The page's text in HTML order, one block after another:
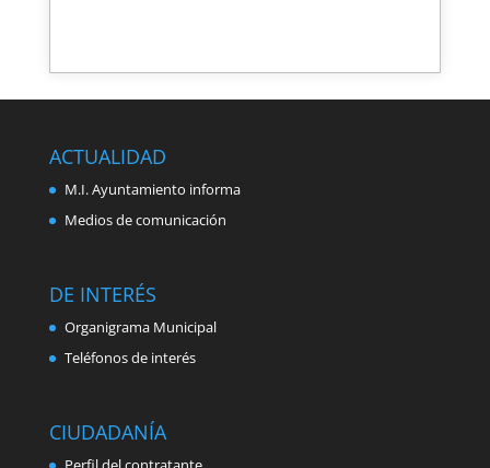
ACTUALIDAD
M.I. Ayuntamiento informa
Medios de comunicación
DE INTERÉS
Organigrama Municipal
Teléfonos de interés
CIUDADANÍA